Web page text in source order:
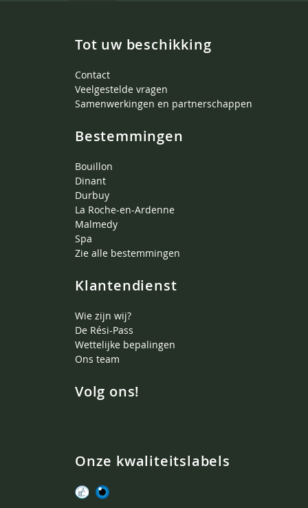
Tot uw beschikking
Contact
Veelgestelde vragen
Samenwerkingen en partnerschappen
Bestemmingen
Bouillon
Dinant
Durbuy
La Roche-en-Ardenne
Malmedy
Spa
Zie alle bestemmingen
Klantendienst
Wie zijn wij?
De Rési-Pass
Wettelijke bepalingen
Ons team
Volg ons!
Onze kwaliteitslabels